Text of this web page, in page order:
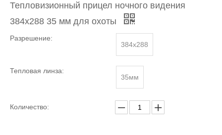
Тепловизионный прицел ночного видения
384x288 35 мм для охоты
Разрешение:
384x288
Тепловая линза:
35мм
Количество: